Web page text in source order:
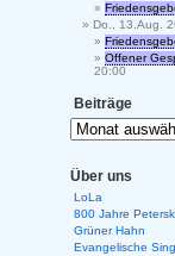
Do., 13.Aug.
Offener
20:00
Beiträge
Über uns
LoLa
800 Jahre
Grüner Hahn
Evangelische